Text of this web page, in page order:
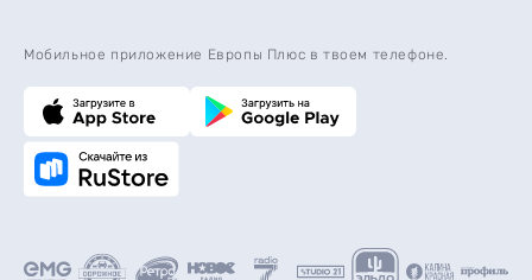
Мобильное приложение Европы Плюс в твоем телефоне.